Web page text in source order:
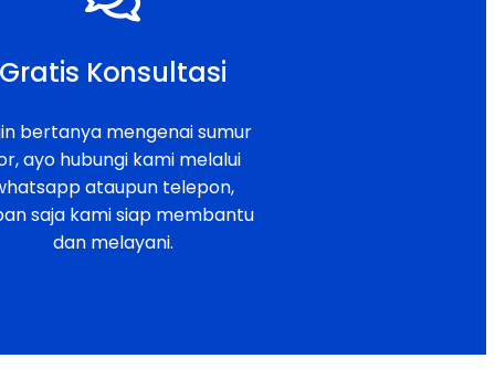
Gratis Konsultasi
bertanya mengenai sumur
ayo hubungi kami melalui
ataupun telepon,
saja kami siap membantu
dan melayani.